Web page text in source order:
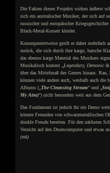
Die Fakten dieses Projekts wirken äußerst
sich ein australischer Musiker, der sich auf
russischer und europäischer
Black-Metal-Korsett kleidet.
Konsequenterweise greift er dabei mehrfach
zurück, die sich durch ihre karge, harsche
das ebenso karge Material des Musikers
Musikalisch kommt „ Legendary, Demonic
über das Mittelmaß des Genres hinaus. Rau,
können viele andere auch, weshalb auch die
Albums („ The Cleansing Stream“ und „
My Aim)“) nicht besonders weit aus dem
Das Fundament ist jedoch für ein Demo
könnte Freunden von schwarzmetallischen
dunkle Freude bereiten. Für den nächsten
Verzicht auf den Drumcomputer und etwas
(mk)